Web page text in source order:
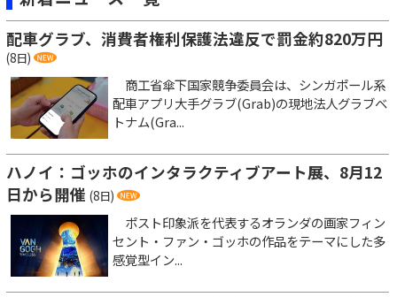
配車グラブ、消費者権利保護法違反で罰金約820万円
(8日)
商工省傘下国家競争委員会は、シンガポール系
配車アプリ大手グラブ(Grab)の現地法人グラブベ
トナム(Gra...
ハノイ：ゴッホのインタラクティブアート展、8月12
日から開催 (8日)
ポスト印象派を代表するオランダの画家フィン
セント・ファン・ゴッホの作品をテーマにした多
感覚型イン...